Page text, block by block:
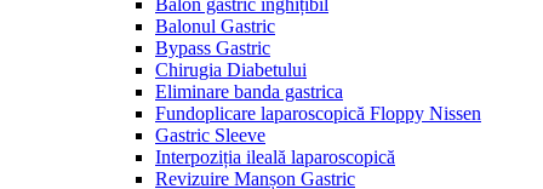
Balonul Gastric
Bypass Gastric
Chirugia Diabetului
Eliminare banda gastrica
Fundoplicare laparoscopică Floppy Nissen
Gastric Sleeve
Interpoziția ileală laparoscopică
Revizuire Manșon Gastric